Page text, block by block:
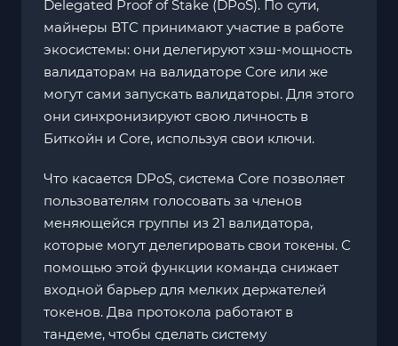
Delegated Proof of Stake (DPoS). По сути,
майнеры BTC принимают участие в работе
экосистемы: они делегируют хэш-мощность
валидаторам на валидаторе Core или же
могут сами запускать валидаторы. Для этого
они синхронизируют свою личность в
Биткойн и Core, используя свои ключи.
Что касается DPoS, система Core позволяет
пользователям голосовать за членов
меняющейся группы из 21 валидатора,
которые могут делегировать свои токены. С
помощью этой функции команда снижает
входной барьер для мелких держателей
токенов. Два протокола работают в
тандеме, чтобы сделать систему